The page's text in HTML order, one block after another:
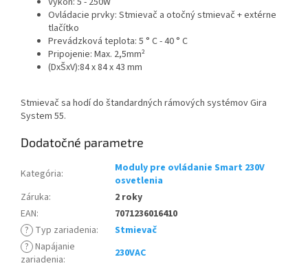
Ovládacie prvky: Stmievač a otočný stmievač + extérne
tlačítko
Prevádzková teplota: 5 ° C - 40 ° C
Pripojenie: Max. 2,5mm²
(DxŠxV):84 x 84 x 43 mm
Stmievač sa hodí do štandardných rámových systémov Gira
System 55.
Dodatočné parametre
Kategória:
Moduly pre ovládanie Smart 230V
osvetlenia
Záruka:
2 roky
EAN:
7071236016410
? Typ zariadenia:
Stmievač
? Napájanie
zariadenia:
230VAC